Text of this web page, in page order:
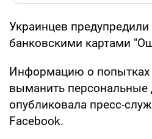
Украинцев
банковскими картами
Информацию о
выманить персональные
опубликовала пресс-
Facebook.